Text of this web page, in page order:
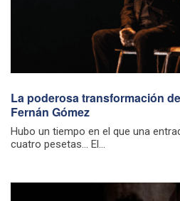
La poderosa transformación
Fernán Gómez
Hubo un tiempo en el que una
cuatro pesetas… El...